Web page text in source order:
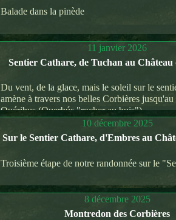
Balade dans la pinède
11 janvier 2026
Sentier Cathare, de Tuchan au Château
Du vent, de la glace, mais le soleil sur le
amène à travers nos belles Corbières
Quéribus (Querbús "rocher au buis").
10 décembre 2025
Sur le Sentier Cathare, d'Embres au
Troisième étape de notre randonnée sur le
8 décembre 2025
Montredon des Corbières